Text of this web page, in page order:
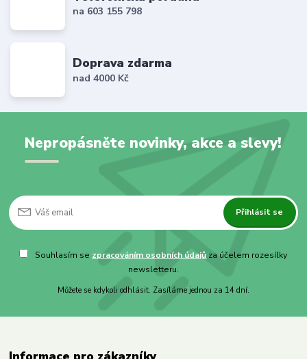
na 603 155 798
Doprava zdarma
nad 4000 Kč
Nepropásněte novinky, akce a slevy!
Přihlásit se
Souhlasím se zpracováním osobních údajů za účelem rozesílky
newsletteru.
Můžete se kdykoli odhlásit. Zasíláme jednou za 14 dní.